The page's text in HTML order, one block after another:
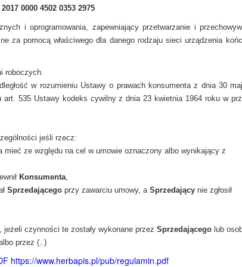
0000 4502 0353 2975
i oprogramowania, zapewniający przetwarzanie i
za pomocą właściwego dla danego rodzaju sieci urządzenia
roboczych.
w rozumieniu Ustawy o prawach konsumenta z dnia 30
535 Ustawy kodeks cywilny z dnia 23 kwietnia 1964 roku w
jeśli rzecz:
mieć ze względu na cel w umowie oznaczony albo wynikający z
Konsumenta,
Sprzedającego przy zawarciu umowy, aSprzedający nie zgłosił
jeżeli czynności te zostały wykonane przezSprzedającego lub
przez (..)
https://www.herbapis.pl/pub/regulamin.pdf